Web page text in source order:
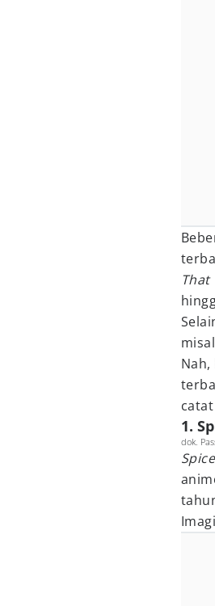
That
1.
dok.